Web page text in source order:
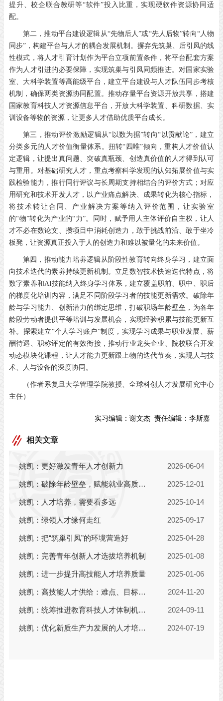
提升、校企联合教研等“软件”投入比重，实现硬软件资源协同适
配。
第二，推动平台建设逻辑从“先物后人”或“先人后物”转向“人物
同步”，构建平台与人才的耦合发展机制。摒弃先筑巢、后引凤的线
性模式，将人才引育计划作为平台立项前置条件，将平台配套方案
作为人才引进的必要保障，实现筑巢与引凤同频推进。对国家实验
室、大科学装置等高能级平台，建立平台建设与人才队伍同步考核
机制，确保两类资源协同配置。推动存量平台资源开放共享，搭建
国家教育科技人才资源信息平台，开放大科学装置、科研数据、实
训设备等物的资源，让更多人才借助优质平台成长。
第三，推动评价激励逻辑从“以数为据”转向“以贡献论”，建立
分类多元的人才价值衡量体系。扭转“四唯”倾向，重构人才价值认
定逻辑，让提出真问题、突破真瓶颈、创造真价值的人才得到认可
与重用。对基础研究人才，重点考察科学发现的认知拓展价值与实
践检验能力，推行同行评议与长周期支持相结合的评价方式；对应
用研究和技术开发人才，以产业痛点解决、成果转化为核心指标，
将技术转让合同、产业解决方案等纳入评价范围，让实验室
的“物”转化为产业的“力”。同时，赋予用人主体评价自主权，让人
才不必在数论文、攒项目中消耗创造力，敢于挑战前沿、敢于坐冷
板凳，让资源真正投入于人的创造力和难以被量化的未来价值。
第四，推动能力培养逻辑从阶段性教育转向终身学习，建立面
向技术迭代的素养持续更新机制。立足数智技术快速迭代特点，将
数字素养和AI技能纳入终身学习体系，建立覆盖职前、职中、职后
的梯度化培训内容，满足不同阶段学习者的技能更新需求。破除年
龄与学习能力、创新潜力的绑定思维，打破职场年龄壁垒，为各年
龄段劳动者提供平等培训与发展机会，实现经验积累与技能更新互
补。探索建立“个人学习账户”制度，实现学习成果与职业发展、薪
酬待遇、职称评定的有效衔接，推动行业龙头企业、院校联合开发
动态模块化课程，让人才能力更新跟上物的迭代节奏，实现人与技
术、人与设备的深度协同。
（作者系复旦大学管理学院教授、全球科创人才发展研究中心
主任）
实习编辑： 谢文杰 责任编辑： 李斯嘉
相关文章